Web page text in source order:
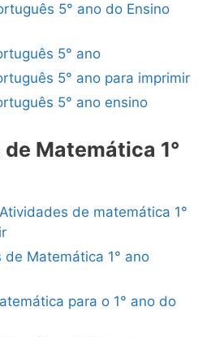
5° ano do Ensino
5° ano
5° ano para imprimir
5° ano ensino
Matemática 1°
de matemática 1°
de Matemática 1° ano
para o 1° ano do